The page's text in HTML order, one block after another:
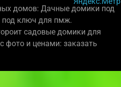
домов: Дачные домики под
под ключ для пмж.
садовые домики для
фото и ценами: заказать